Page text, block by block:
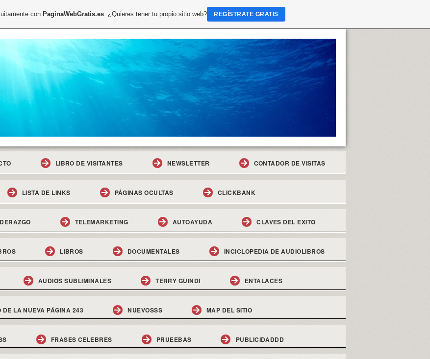
LIBRO DE VISITANTES NEWSLETTER CONTADOR DE VISITAS
LISTA DE LINKS PÁGINAS OCULTAS CLICKBANK
TELEMARKETING AUTOAYUDA CLAVES DEL EXITO
LIBROS DOCUMENTALES INCICLOPEDIA DE AUDIOLIBROS
AUDIOS SUBLIMINALES TERRY GUINDI ENTALACES
DE LA NUEVA PÁGINA 243 NUEVOSSS MAP DEL SITIO
FRASES CELEBRES PRUEEBAS PUBLICIDADDD
con PaginaWebGratis.es. ¿Quieres tener tu propio sitio web? REGÍSTRATE GRATIS